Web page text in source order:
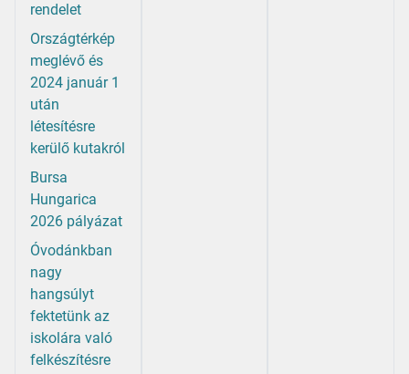
rendelet
Országtérkép
meglévő és
2024 január 1
után
létesítésre
kerülő kutakról
Bursa
Hungarica
2026 pályázat
Óvodánkban
nagy
hangsúlyt
fektetünk az
iskolára való
felkészítésre